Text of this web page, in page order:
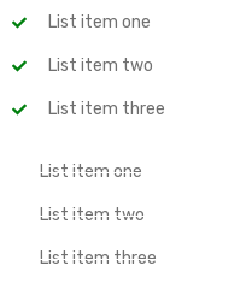
List item one
List item two
List item three
List item one
List item two
List item three